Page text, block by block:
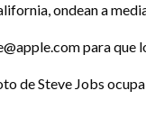
ondean a
para que
de Steve Jobs